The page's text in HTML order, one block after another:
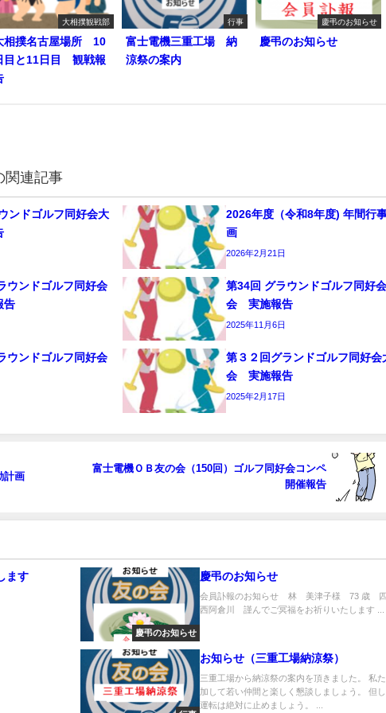
大相撲観戦部
相撲名古屋場所 10
目と11日目 観戦報
行事
富士電機三重工場 納
涼祭の案内
慶弔のお知らせ
慶弔のお知らせ
関連記事
ンドゴルフ同好会大
2026年度（令和8年度) 年間行
画
2026年2月21日
ウンドゴルフ同好会
告
第34回 グラウンドゴルフ同好
会 実施報告
2025年11月6日
ウンドゴルフ同好会
第３２回グランドゴルフ同好会
会 実施報告
2025年2月17日
計画
富士電機ＯＢ友の会（150回）ゴルフ同好会コンペ
開催報告
ます
慶弔のお知らせ
慶弔のお知らせ
会員訃報のお知らせ 林 美津子様 73 歳 四
西阿倉川 謹んでご冥福をお祈りいたします ...
お知らせ（三重工場納涼祭）
三重工場から納涼祭の案内を頂きました。 私
加して若い仲間と楽しく懇談しましょう。 但
運転は絶対に止めましょう。 ...